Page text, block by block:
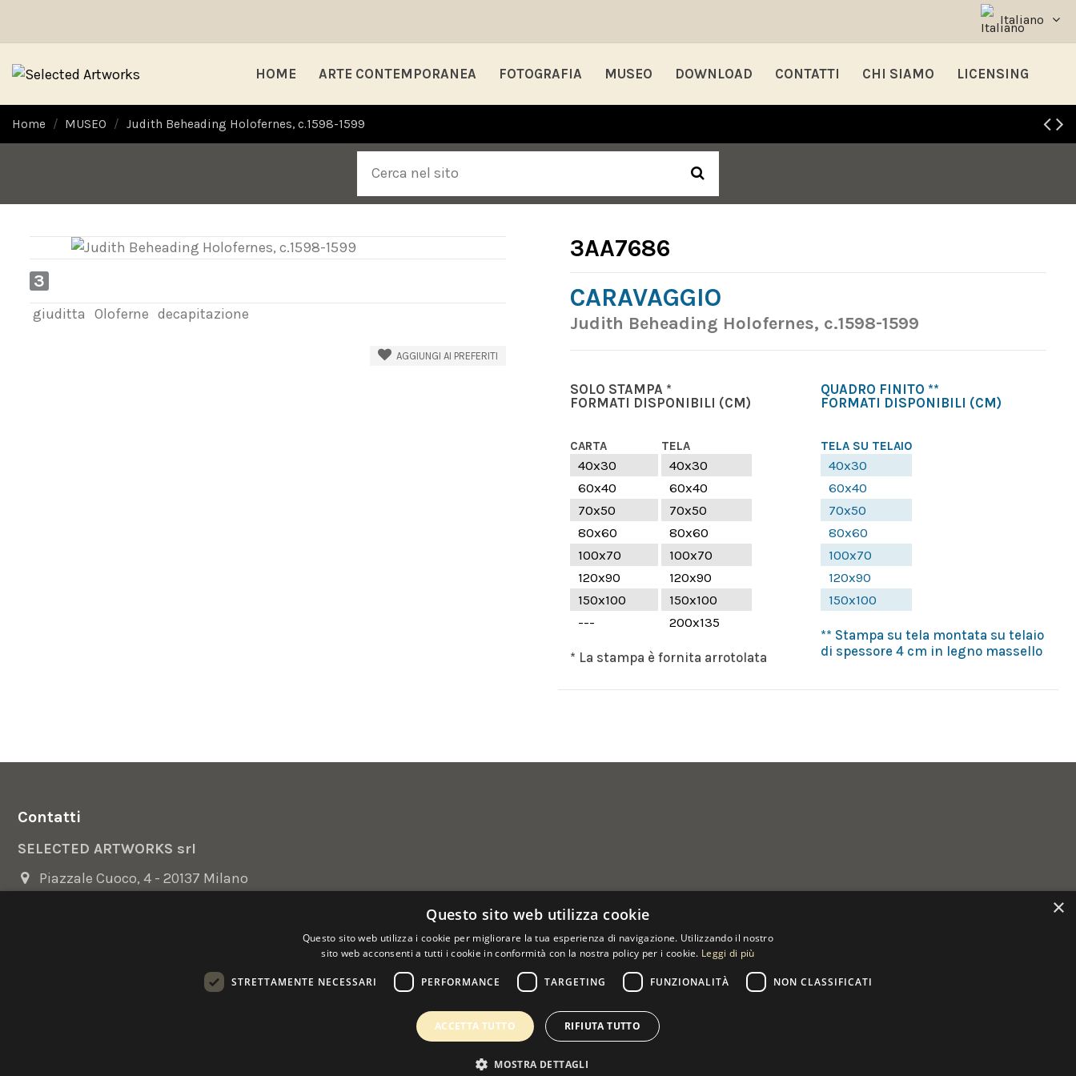
Italiano
HOME ARTE CONTEMPORANEA FOTOGRAFIA MUSEO DOWNLOAD CONTATTI CHI SIAMO LICENSING
Home MUSEO Judith Beheading Holofernes, c.1598-1599
3
giuditta Oloferne decapitazione
AGGIUNGI AI PREFERITI
3AA7686
CARAVAGGIO
Judith Beheading Holofernes, c.1598-1599
SOLO STAMPA *
FORMATI DISPONIBILI (CM)
CARTA TELA
40x30
40x30
60x40
60x40
70x50
70x50
80x60
80x60
100x70
100x70
120x90
120x90
150x100
150x100
---
200x135
* La stampa è fornita arrotolata
QUADRO FINITO **
FORMATI DISPONIBILI (CM)
TELA SU TELAIO
40x30
60x40
70x50
80x60
100x70
120x90
150x100
** Stampa su tela montata su telaio
di spessore 4 cm in legno massello
Contatti
SELECTED ARTWORKS srl
Piazzale Cuoco, 4 - 20137 Milano
×
Questo sito web utilizza cookie
Questo sito web utilizza i cookie per migliorare la tua esperienza di navigazione. Utilizzando il nostro
sito web acconsenti a tutti i cookie in conformità con la nostra policy per i cookie. Leggi di più
STRETTAMENTE NECESSARI PERFORMANCE TARGETING FUNZIONALITÀ NON CLASSIFICATI
ACCETTA TUTTO RIFIUTA TUTTO
MOSTRA DETTAGLI